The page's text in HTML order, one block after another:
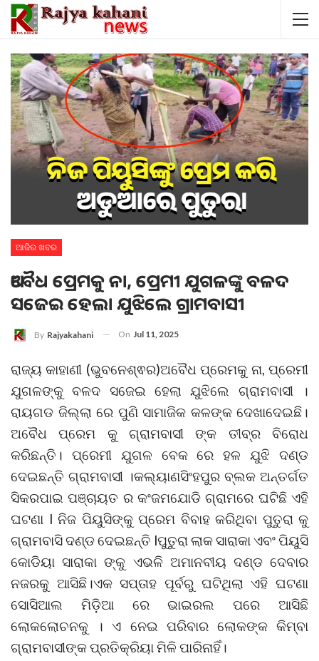
ଆଜିର ଖବର
ଅବୈଧ ପ୍ରେମକୁ ନା, ପ୍ରେମୀ ଯୁଗଳଙ୍କୁ ବଳଦ
ସଜେଇ ହେଲା ଯୁଝିଲେ ଗ୍ରାମବାସୀ
By Rajyakahani On Jul 11, 2025
ରାଜ୍ୟ କାହାଣୀ (ଭୁବନେଶ୍ଵର)ଅବୈଧ ପ୍ରେମକୁ ନା, ପ୍ରେମୀ
ଯୁଗଳଙ୍କୁ ବଳଦ ସଜେଇ ହେଲା ଯୁଝିଲେ ଗ୍ରାମବାସୀ ।
ରାୟଗଡ ଜିଲ୍ଲା ରେ ପୁଣି ସାମାଜିକ କଳଙ୍କ ଦେଖାଦେଇଛି।
ଅବୈଧ ପ୍ରେମ କୁ ଗ୍ରାମବାସୀ ଙ୍କ ତୀବ୍ର ବିରୋଧ
କରିଛନ୍ତି। ପ୍ରେମୀ ଯୁଗଳ ବେକ ରେ ହଳ ଯୁଝି ଦଣ୍ଡ
ଦେଇଛନ୍ତି ଗ୍ରାମବାସୀ ।କଲ୍ୟାଣସିଂହପୁର ବ୍ଲକ ଅନ୍ତର୍ଗତ
ସିକରପାଇ ପଞ୍ଚାୟତ ର କଂଜମଯୋଡି ଗ୍ରାମରେ ଘଟିଛି ଏହି
ଘଟଣା l ନିଜ ପିୟୁସିଙ୍କୁ ପ୍ରେମ ବିବାହ କରିଥିବା ପୁତୁରା କୁ
ଗ୍ରାମବାସି ଦଣ୍ଡ ଦେଇଛନ୍ତି lପୁତୁରା ଲାକ ସାରାକା ଏବଂ ପିୟୁସି
କୋଡିୟା ସାରାକା ଙ୍କୁ ଏଭଳି ଅମାନବୀୟ ଦଣ୍ଡ ଦେବାର
ନଜରକୁ ଆସିଛି।ଏକ ସପ୍ତାହ ପୂର୍ବରୁ ଘଟିଥିଲା ଏହି ଘଟଣା
ସୋସିଆଲ ମିଡ଼ିଆ ରେ ଭାଇରଲ ପରେ ଆସିଛି
ଲୋକଲୋଚନକୁ । ଏ ନେଇ ପରିବାର ଲୋକଙ୍କ କିମ୍ବା
ଗ୍ରାମବାସୀଙ୍କ ପ୍ରତିକ୍ରିୟା ମିଳି ପାରିନାହିଁ।